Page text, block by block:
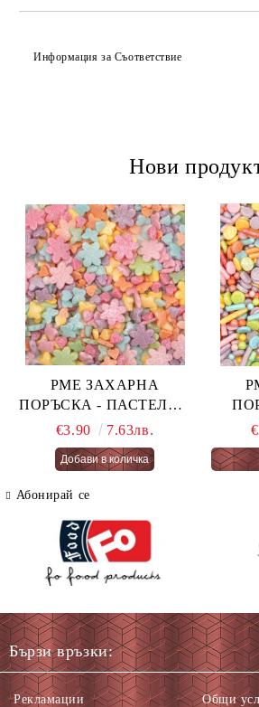
Информация за Съответствие
Нови
PME ЗАХАРНА
ПОРЪСКА - ПАСТЕЛНА
ОГНЕНА ТОРТА -
PASTEL FAIRY CAKES
66 гр.
€3.90 7.63лв.
Абонирай се
Бързи връзки:
Рекламации Общи